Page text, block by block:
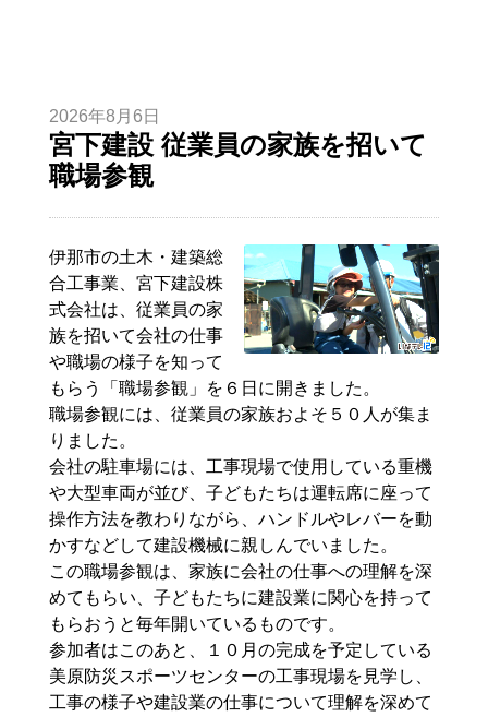
2026年8月6日
宮下建設 従業員の家族を招いて
職場参観
伊那市の土木・建築総
合工事業、宮下建設株
式会社は、従業員の家
族を招いて会社の仕事
や職場の様子を知って
もらう「職場参観」を６日に開きました。
職場参観には、従業員の家族およそ５０人が集ま
りました。
会社の駐車場には、工事現場で使用している重機
や大型車両が並び、子どもたちは運転席に座って
操作方法を教わりながら、ハンドルやレバーを動
かすなどして建設機械に親しんでいました。
この職場参観は、家族に会社の仕事への理解を深
めてもらい、子どもたちに建設業に関心を持って
もらおうと毎年開いているものです。
参加者はこのあと、１０月の完成を予定している
美原防災スポーツセンターの工事現場を見学し、
工事の様子や建設業の仕事について理解を深めて